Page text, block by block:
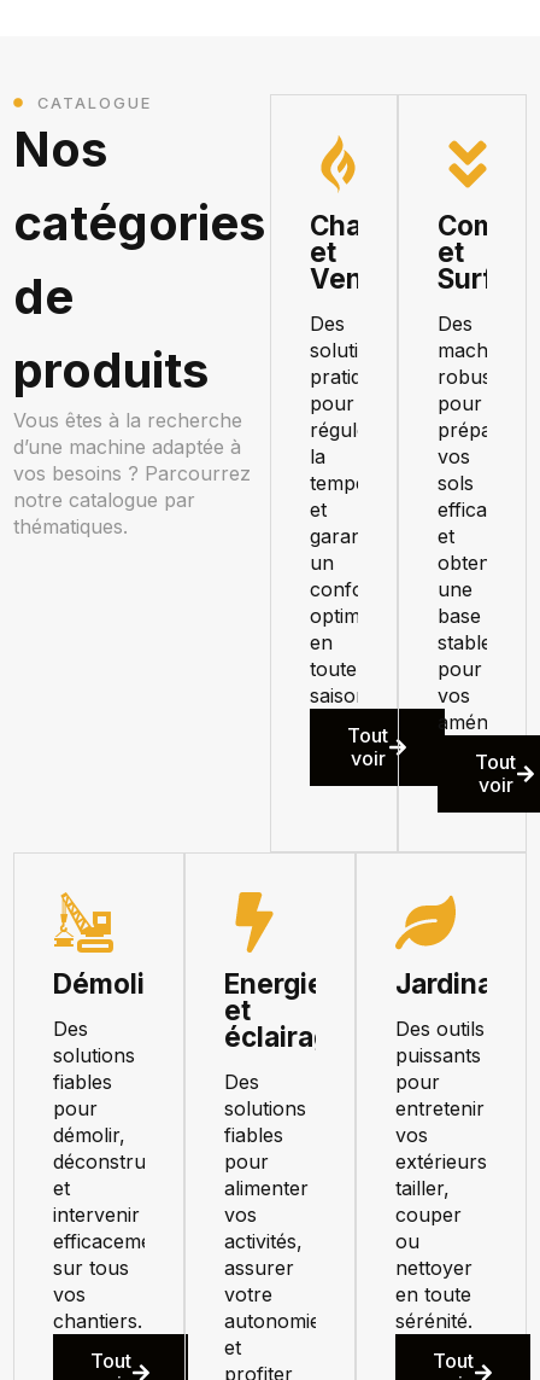
CATALOGUE
Nos
catégories
de
produits
Vous êtes à la recherche
d’une machine adaptée à
vos besoins ? Parcourrez
notre catalogue par
thématiques.
Chauffage
et
Ventilation
Des
solutions
pratiques
pour
réguler
la
température
et
garantir
un
confort
optimal
en
toute
saison.
Tout
voir
et
Des
machines
robustes
pour
préparer
vos
sols
et
obtenir
une
base
stable
pour
vos
Tout
voir
Démolition
Des
solutions
fiables
pour
démolir,
déconstruire
et
intervenir
efficacement
sur tous
vos
chantiers.
Tout
Energie
et
éclairage
Des
solutions
fiables
pour
alimenter
vos
activités,
assurer
votre
autonomie
et
profiter
Jardinage
Des outils
puissants
pour
entretenir
vos
extérieurs,
tailler,
couper
ou
nettoyer
en toute
sérénité.
Tout